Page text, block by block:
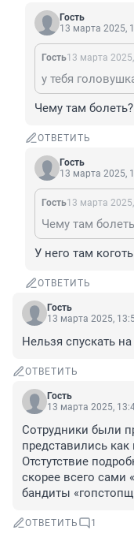
Гость
13 марта 2025,
Гость13 марта
у тебя
Чему там
ОТВЕТИТЬ
Гость
13 марта 2025,
Гость13 марта
Чему там
У него там
ОТВЕТИТЬ
Гость
13 марта 2025,
Нельзя спускать
ОТВЕТИТЬ
Гость
13 марта 2025,
Сотрудники были
представились
Отстутствие
скорее всего сами
бандиты
ОТВЕТИТЬ 1